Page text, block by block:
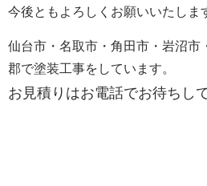
今後ともよろしくお願いいたしま
仙台市・名取市・角田市・岩沼市
郡で塗装工事をしています。
お見積りはお電話でお待ちし